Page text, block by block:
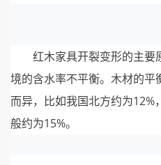
红木家具开裂变形的主要
境的含水率不平衡。木材的
而异，比如我国北方约为12%
般约为15%。